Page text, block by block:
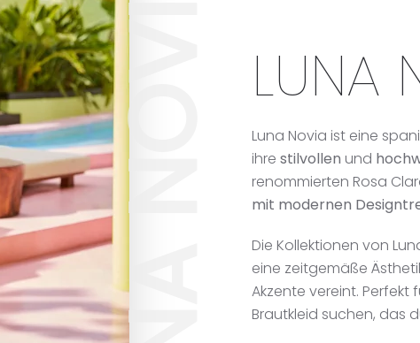
LUNA
Luna Novia ist eine
ihre stilvollen und
renommierten Rosa
mit modernen
Die Kollektionen von
eine zeitgemäße
Akzente vereint. Perfekt
Brautkleid suchen, das